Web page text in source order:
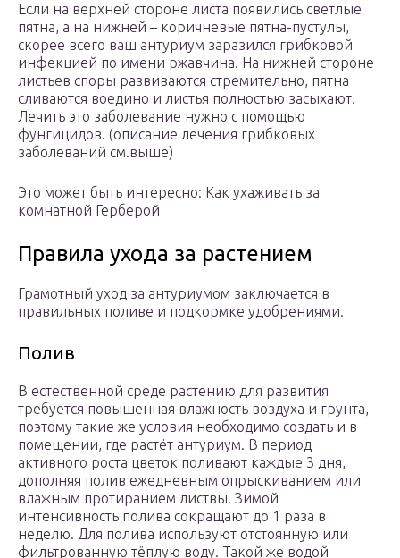
Если на верхней стороне листа появились светлые
пятна, а на нижней – коричневые пятна-пустулы,
скорее всего ваш антуриум заразился грибковой
инфекцией по имени ржавчина. На нижней стороне
листьев споры развиваются стремительно, пятна
сливаются воедино и листья полностью засыхают.
Лечить это заболевание нужно с помощью
фунгицидов. (описание лечения грибковых
заболеваний см.выше)
Это может быть интересно: Как ухаживать за
комнатной Герберой
Правила ухода за растением
Грамотный уход за антуриумом заключается в
правильных поливе и подкормке удобрениями.
Полив
В естественной среде растению для развития
требуется повышенная влажность воздуха и грунта,
поэтому такие же условия необходимо создать и в
помещении, где растёт антуриум. В период
активного роста цветок поливают каждые 3 дня,
дополняя полив ежедневным опрыскиванием или
влажным протиранием листвы. Зимой
интенсивность полива сокращают до 1 раза в
неделю. Для полива используют отстоянную или
фильтрованную тёплую воду. Такой же водой